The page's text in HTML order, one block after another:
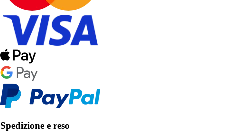
Spedizione e reso